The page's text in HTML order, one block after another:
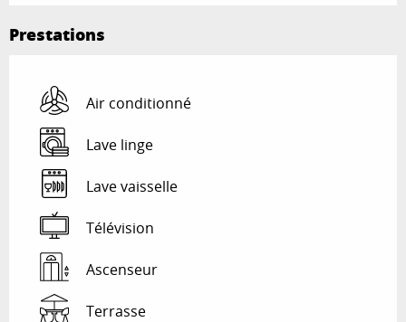
Prestations
Air conditionné
Lave linge
Lave vaisselle
Télévision
Ascenseur
Terrasse